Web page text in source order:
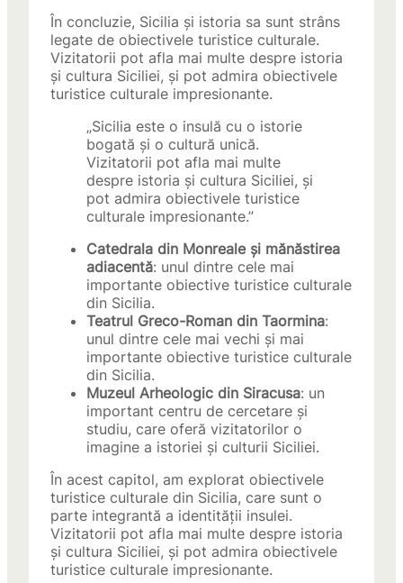
În concluzie, Sicilia și istoria sa sunt strâns
legate de obiectivele turistice culturale.
Vizitatorii pot afla mai multe despre istoria
și cultura Siciliei, și pot admira obiectivele
turistice culturale impresionante.
„Sicilia este o insulă cu o istorie
bogată și o cultură unică.
Vizitatorii pot afla mai multe
despre istoria și cultura Siciliei, și
pot admira obiectivele turistice
culturale impresionante.”
Catedrala din Monreale și mănăstirea
adiacentă: unul dintre cele mai
importante obiective turistice culturale
din Sicilia.
Teatrul Greco-Roman din Taormina:
unul dintre cele mai vechi și mai
importante obiective turistice culturale
din Sicilia.
Muzeul Arheologic din Siracusa: un
important centru de cercetare și
studiu, care oferă vizitatorilor o
imagine a istoriei și culturii Siciliei.
În acest capitol, am explorat obiectivele
turistice culturale din Sicilia, care sunt o
parte integrantă a identității insulei.
Vizitatorii pot afla mai multe despre istoria
și cultura Siciliei, și pot admira obiectivele
turistice culturale impresionante.